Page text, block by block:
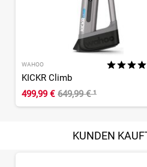
WAHOO
KICKR Climb
499,99 € 649,99 €¹
KUNDEN